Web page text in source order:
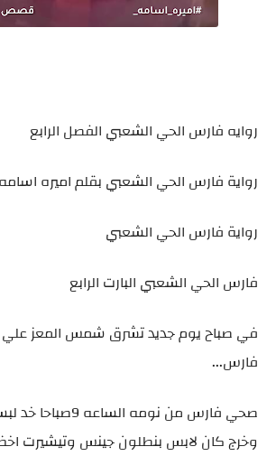
روايه فارس الحي الشعبي الفصل الرابع
رواية فارس الحي الشعبي بقلم اميره اسامه
رواية فارس الحي الشعبي
فارس الحي الشعبي البارت الرابع
في صباح يوم جديد تشرق شمس المعز علي
فارس...
صحي فارس من نومه
وخرج كان لابس بنطلون جينس وتيشيرت